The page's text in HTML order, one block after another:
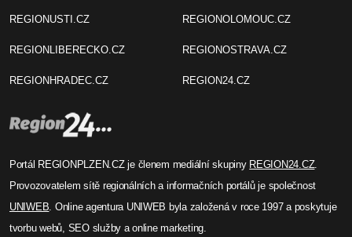
REGIONUSTI.CZ
REGIONLIBERECKO.CZ
REGIONHRADEC.CZ
REGIONOLOMOUC.CZ
REGIONOSTRAVA.CZ
REGION24.CZ
Portál REGIONPLZEN.CZ je členem mediální skupiny REGION24.CZ.
Provozovatelem sítě regionálních a informačních portálů je společnost
UNIWEB. Online agentura UNIWEB byla založená v roce 1997 a poskytuje
tvorbu webů, SEO služby a online marketing.